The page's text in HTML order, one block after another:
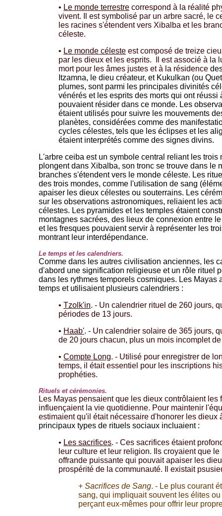
• Le monde terrestre correspond à la réalité
vivent. Il est symbolisé par un arbre sacré, le
les racines s'étendent vers Xibalba et les
céleste.
• Le monde céleste est composé de treize
par les dieux et les esprits. Il est associé à la
mort pour les âmes justes et à la résidence
Itzamna, le dieu créateur, et Kukulkan (ou
plumes, sont parmi les principales divinités
vénérés et les esprits des morts qui ont réussi
pouvaient résider dans ce monde. Les
étaient utilisés pour suivre les mouvements
planètes, considérées comme des
cycles célestes, tels que les éclipses et les
étaient interprétés comme des signes divins.
L'arbre ceiba est un symbole central reliant les trois
plongent dans Xibalba, son tronc se trouve dans le
branches s'étendent vers le monde céleste. Les
des trois mondes, comme l'utilisation de sang
apaiser les dieux célestes ou souterrains. Les
sur les observations astronomiques, reliaient les
célestes. Les pyramides et les temples étaient
montagnes sacrées, des lieux de connexion entre
et les fresques pouvaient servir à représenter les
montrant leur interdépendance.
Le temps et les calendriers.
Comme dans les autres civilisation anciennes, les
d'abord une signification religieuse et un rôle rituel
dans les rythmes temporels cosmiques. Les Mayas
temps et utilisaient plusieurs calendriers :
• Tzolk'in. - Un calendrier rituel de 260 jours,
périodes de 13 jours.
• Haab'. - Un calendrier solaire de 365 jours,
de 20 jours chacun, plus un mois incomplet
• Compte Long. - Utilisé pour enregistrer de
temps, il était essentiel pour les inscriptions
prophéties.
Rituels et cérémonies.
Les Mayas pensaient que les dieux contrôlaient les
influençaient la vie quotidienne. Pour maintenir
estimaient qu'il était nécessaire d'honorer les dieux
principaux types de rituels sociaux incluaient :
• Les sacrifices. - Ces sacrifices étaient
leur culture et leur religion. Ils croyaient que
offrande puissante qui pouvait apaiser les
prospérité de la communauté. Il existait
+ Sacrifices de Sang. - Le plus courant
sang, qui impliquait souvent les élites
perçant eux-mêmes pour offrir leur